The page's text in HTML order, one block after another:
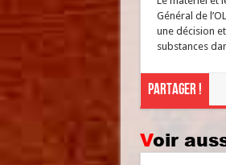
Général de
une décision
substances
Partager !
Voir